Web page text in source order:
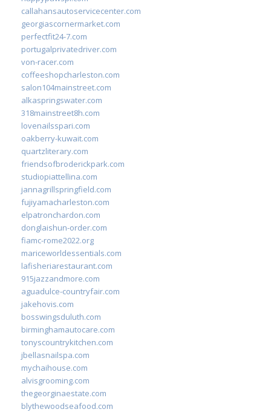
callahansautoservicecenter.com
georgiascornermarket.com
perfectfit24-7.com
portugalprivatedriver.com
von-racer.com
coffeeshopcharleston.com
salon104mainstreet.com
alkaspringswater.com
318mainstreet8h.com
lovenailsspari.com
oakberry-kuwait.com
quartzliterary.com
friendsofbroderickpark.com
studiopiattellina.com
jannagrillspringfield.com
fujiyamacharleston.com
elpatronchardon.com
donglaishun-order.com
fiamc-rome2022.org
mariceworldessentials.com
lafisheriarestaurant.com
915jazzandmore.com
aguadulce-countryfair.com
jakehovis.com
bosswingsduluth.com
birminghamautocare.com
tonyscountrykitchen.com
jbellasnailspa.com
mychaihouse.com
alvisgrooming.com
thegeorginaestate.com
blythewoodseafood.com